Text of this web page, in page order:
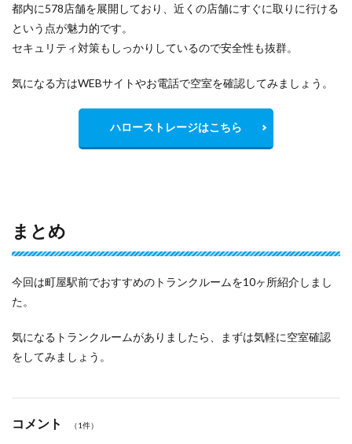
都内に578店舗を展開しており、近くの店舗にすぐに取りに行ける
という点が魅力的です。
セキュリティ対策もしっかりしているので安全性も抜群。
気になる方はWEBサイトやお電話で空室を確認してみましょう。
ハローストレージはこちら
まとめ
今回は町屋駅前でおすすめのトランクルームを10ヶ所紹介しまし
た。
気になるトランクルームがありましたら、まずは気軽に空室確認
をしてみましょう。
コメント （1件）